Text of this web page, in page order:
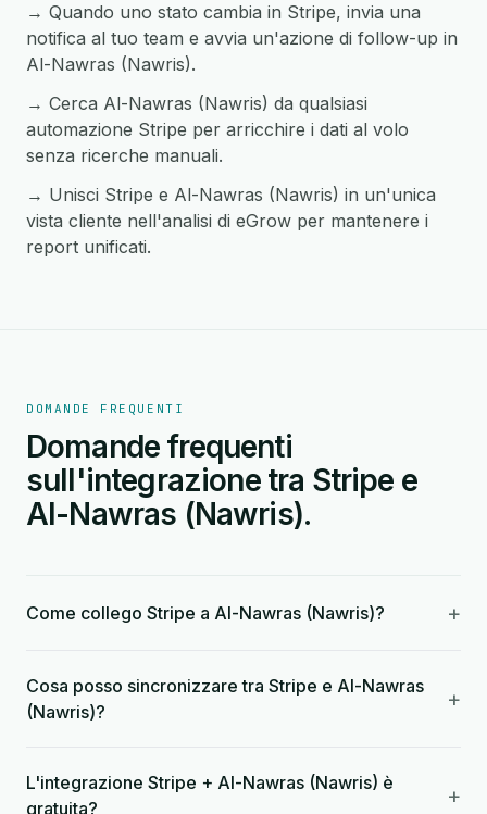
→ Quando uno stato cambia in Stripe, invia una
notifica al tuo team e avvia un'azione di follow-up in
Al-Nawras (Nawris).
→ Cerca Al-Nawras (Nawris) da qualsiasi
automazione Stripe per arricchire i dati al volo
senza ricerche manuali.
→ Unisci Stripe e Al-Nawras (Nawris) in un'unica
vista cliente nell'analisi di eGrow per mantenere i
report unificati.
DOMANDE FREQUENTI
Domande frequenti
sull'integrazione tra Stripe e
Al-Nawras (Nawris).
Come collego Stripe a Al-Nawras (Nawris)? +
Cosa posso sincronizzare tra Stripe e Al-Nawras
(Nawris)?
+
L'integrazione Stripe + Al-Nawras (Nawris) è
gratuita?
+